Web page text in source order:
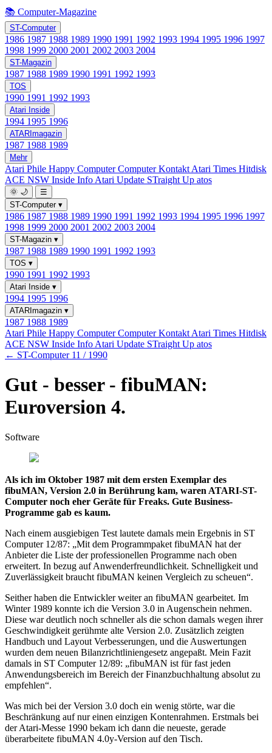
📚 Computer-Magazine
ST-Computer
1986 1987 1988 1989 1990 1991 1992 1993 1994 1995 1996 1997
1998 1999 2000 2001 2002 2003 2004
ST-Magazin
1987 1988 1989 1990 1991 1992 1993
TOS
1990 1991 1992 1993
Atari Inside
1994 1995 1996
ATARImagazin
1987 1988 1989
Mehr
Atari Phile Happy ComputerComputer Kontakt Atari Times Hitdisk
ACE NSW Inside Info Atari Update STraight Up atos
🌞 🌙
☰
ST-Computer ▾
1986 1987 1988 1989 1990 1991 1992 1993 1994 1995 1996 1997
1998 1999 2000 2001 2002 2003 2004
ST-Magazin ▾
1987 1988 1989 1990 1991 1992 1993
TOS ▾
1990 1991 1992 1993
Atari Inside ▾
1994 1995 1996
ATARImagazin ▾
1987 1988 1989
Atari Phile Happy ComputerComputer Kontakt Atari Times Hitdisk
ACE NSW Inside Info Atari Update STraight Up atos
← ST-Computer 11 / 1990
Gut - besser - fibuMAN:
Euroversion 4.
Software
Als ich im Oktober 1987 mit dem ersten Exemplar des
fibuMAN, Version 2.0 in Berührung kam, waren ATARI-ST-
Computer noch eher Geräte für Freaks. Gute Business-
Programme gab es kaum.
Nach einem ausgiebigen Test lautete damals mein Ergebnis in ST
Computer 12/87: „Mit dem Programmpaket fibuMAN hat der
Anbieter die Liste der professionellen Programme nach oben
erweitert. In bezug auf Anwenderfreundlichkeit. Schnelligkeit und
Zuverlässigkeit braucht fibuMAN keinen Vergleich zu scheuen“.
Seither haben die Entwickler weiter an fibuMAN gearbeitet. Im
Winter 1989 konnte ich die Version 3.0 in Augenschein nehmen.
Diese war deutlich noch schneller als die schon damals wegen ihrer
Geschwindigkeit gerühmte alte Version 2.0. Zusätzlich zeigten
Handbuch und Layout Verbesserungen, und die Auswertungen
wurden dem neuen Bilanzrichtliniengesetz angepaßt. Mein Fazit
damals in ST Computer 12/89: „fibuMAN ist für fast jeden
Anwendungsbereich im Bereich der Finanzbuchhaltung absolut zu
empfehlen“.
Was mich bei der Version 3.0 doch ein wenig störte, war die
Beschränkung auf nur einen einzigen Kontenrahmen. Erstmals bei
der Atari-Messe 1990 bekam ich dann die neueste, gerade
überarbeitete fibuMAN 4.0y-Version auf den Tisch.